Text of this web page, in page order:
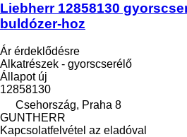
Liebherr 12858130
buldózer-hoz
Ár érdeklődésre
Alkatrészek - gyorscserélő
Állapotúj
12858130
Csehország, Praha 8
GUNTHERR
Kapcsolatfelvétel az eladóval